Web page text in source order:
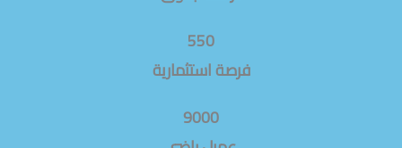
550
فرصة استثمارية
9000